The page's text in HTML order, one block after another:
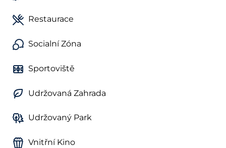
Restaurace
Socialní Zóna
Sportoviště
Udržovaná Zahrada
Udržovaný Park
Vnitřní Kino